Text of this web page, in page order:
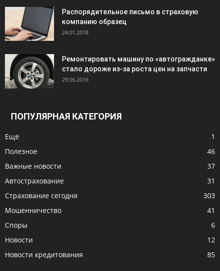
Распорядительное письмо в страховую
компанию образец
24.01.2018
Ремонтировать машину по «автогражданке»
стало дороже из-за роста цен на запчасти
29.06.2016
ПОПУЛЯРНАЯ КАТЕГОРИЯ
Ещё
1
Полезное
46
Важные новости
37
Автострахование
31
Страхование сегодня
303
Мошенничество
41
Споры
6
Новости
12
Новости кредитования
85